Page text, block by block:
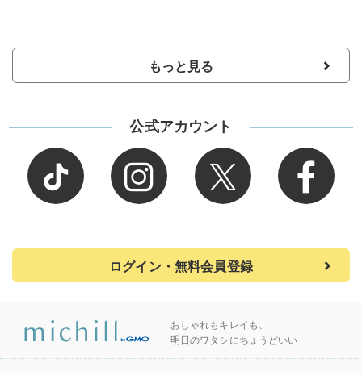
もっと見る
公式アカウント
ログイン・無料会員登録
おしゃれもキレイも、
明日のワタシにちょうどいい